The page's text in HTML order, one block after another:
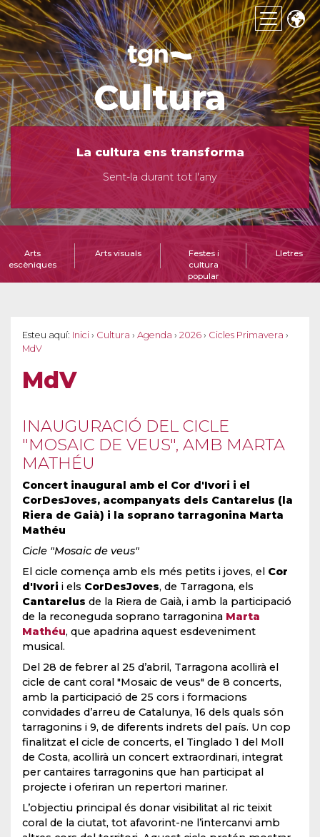
Cultura
La cultura ens transforma
Sent-la durant tot l'any
Arts
escèniques
Arts visuals
Festes i
cultura
popular
Lletres
Esteu aquí: Inici › Cultura › Agenda › 2026 › Cicles Primavera ›
MdV
MdV
INAUGURACIÓ DEL CICLE
"MOSAIC DE VEUS", AMB MARTA
MATHÉU
Concert inaugural amb el Cor d'Ivori i el
CorDesJoves, acompanyats dels Cantarelus (la
Riera de Gaià) i la soprano tarragonina Marta
Mathéu
Cicle "Mosaic de veus"
El cicle comença amb els més petits i joves, el Cor
d'Ivori i els CorDesJoves, de Tarragona, els
Cantarelus de la Riera de Gaià, i amb la participació
de la reconeguda soprano tarragonina Marta
Mathéu, que apadrina aquest esdeveniment
musical.
Del 28 de febrer al 25 d’abril, Tarragona acollirà el
cicle de cant coral "Mosaic de veus" de 8 concerts,
amb la participació de 25 cors i formacions
convidades d’arreu de Catalunya, 16 dels quals són
tarragonins i 9, de diferents indrets del país. Un cop
finalitzat el cicle de concerts, el Tinglado 1 del Moll
de Costa, acollirà un concert extraordinari, integrat
per cantaires tarragonins que han participat al
projecte i oferiran un repertori mariner.
L’objectiu principal és donar visibilitat al ric teixit
coral de la ciutat, tot afavorint-ne l’intercanvi amb